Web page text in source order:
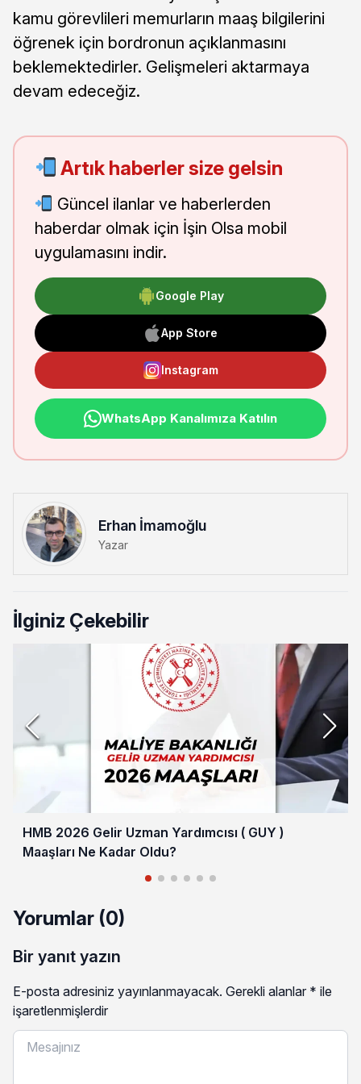
kamu görevlileri memurların maaş bilgilerini
öğrenek için bordronun açıklanmasını
beklemektedirler. Gelişmeleri aktarmaya
devam edeceğiz.
Artık haberler size gelsin
Güncel ilanlar ve haberlerden
haberdar olmak için İşin Olsa mobil
uygulamasını indir.
Google Play
App Store
Instagram
WhatsApp Kanalımıza Katılın
Erhan İmamoğlu
Yazar
İlginiz Çekebilir
HMB 2026 Gelir Uzman Yardımcısı ( GUY )
Maaşları Ne Kadar Oldu?
Yorumlar (0)
Bir yanıt yazın
E-posta adresiniz yayınlanmayacak. Gerekli alanlar * ile
işaretlenmişlerdir